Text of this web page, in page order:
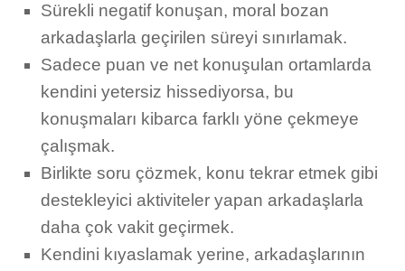
Sürekli negatif konuşan, moral bozan
arkadaşlarla geçirilen süreyi sınırlamak.
Sadece puan ve net konuşulan ortamlarda
kendini yetersiz hissediyorsa, bu
konuşmaları kibarca farklı yöne çekmeye
çalışmak.
Birlikte soru çözmek, konu tekrar etmek gibi
destekleyici aktiviteler yapan arkadaşlarla
daha çok vakit geçirmek.
Kendini kıyaslamak yerine, arkadaşlarının